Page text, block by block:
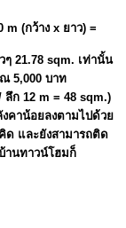
m (กว้าง x ยาว) =
21.78 sqm. เท่านั้น
5,000 บาท
ก 12 m = 48 sqm.)
คาน้อยลงตามไปด้วย
ด และยังสามารถติด
านทาวน์โฮมก็